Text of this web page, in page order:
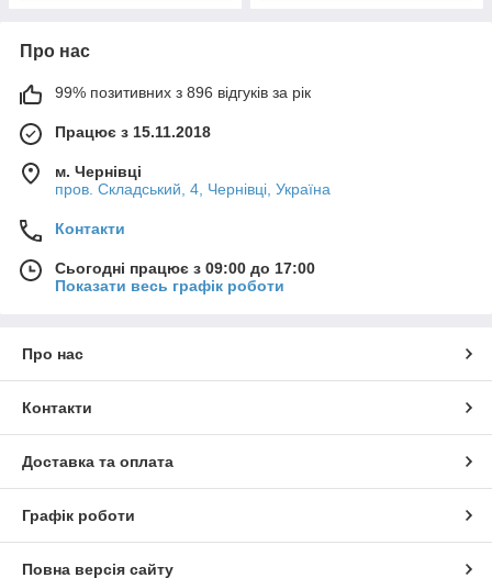
Про нас
99% позитивних з 896 відгуків за рік
Працює з 15.11.2018
м. Чернівці
пров. Складський, 4, Чернівці, Україна
Контакти
Сьогодні працює з 09:00 до 17:00
Показати весь графік роботи
Про нас
Контакти
Доставка та оплата
Графік роботи
Повна версія сайту